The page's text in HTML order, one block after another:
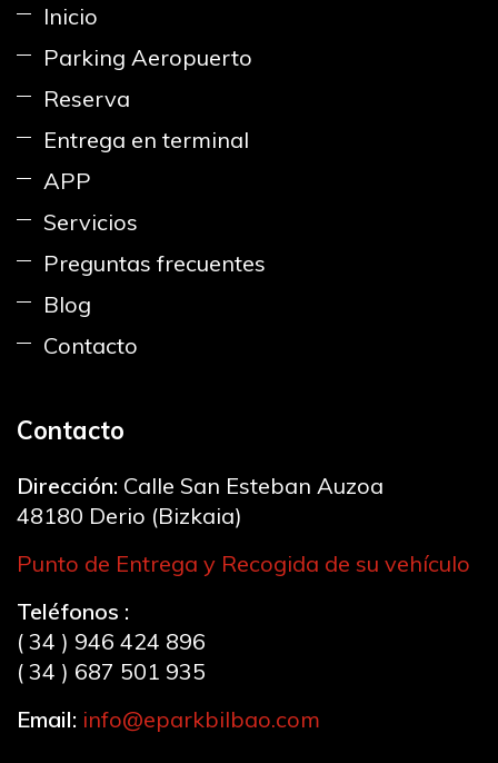
Inicio
Parking Aeropuerto
Reserva
Entrega en terminal
APP
Servicios
Preguntas frecuentes
Blog
Contacto
Contacto
Dirección: Calle San Esteban Auzoa
48180 Derio (Bizkaia)
Punto de Entrega y Recogida de su vehículo
Teléfonos :
( 34 ) 946 424 896
( 34 ) 687 501 935
Email: info@eparkbilbao.com